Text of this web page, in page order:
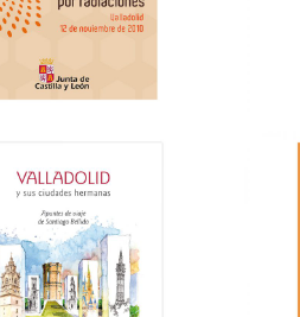
Investments Limited
CORPORATIVA
→
I